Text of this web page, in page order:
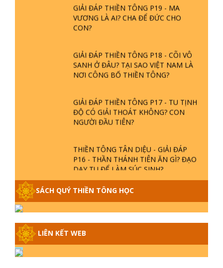
GIẢI ĐÁP THIỀN TÔNG P19 - MA
VƯƠNG LÀ AI? CHA ĐỂ ĐỨC CHO
CON?
GIẢI ĐÁP THIỀN TÔNG P18 - CÕI VÔ
SANH Ở ĐÂU? TẠI SAO VIỆT NAM LÀ
NƠI CÔNG BỐ THIỀN TÔNG?
GIẢI ĐÁP THIỀN TÔNG P17 - TU TỊNH
ĐỘ CÓ GIẢI THOÁT KHÔNG? CON
NGƯỜI ĐẦU TIÊN?
THIỀN TÔNG TÂN DIỆU - GIẢI ĐÁP
P16 - THẦN THÁNH TIÊN ĂN GÌ? ĐẠO
DẠY TU ĐỂ LÀM SÚC SINH?
GIẢI ĐÁP THIỀN TÔNG P15 - TỔ
CHỨC LOÀI CÔ HỒN - GIÁO LÝ ĐẠO
PHẬT KHI NÀO XUẤT BẢN
SÁCH QUÝ THIỀN TÔNG HỌC
LIÊN KẾT WEB